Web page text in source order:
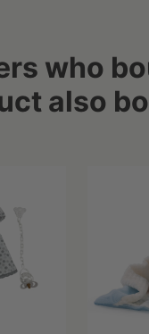
who
also